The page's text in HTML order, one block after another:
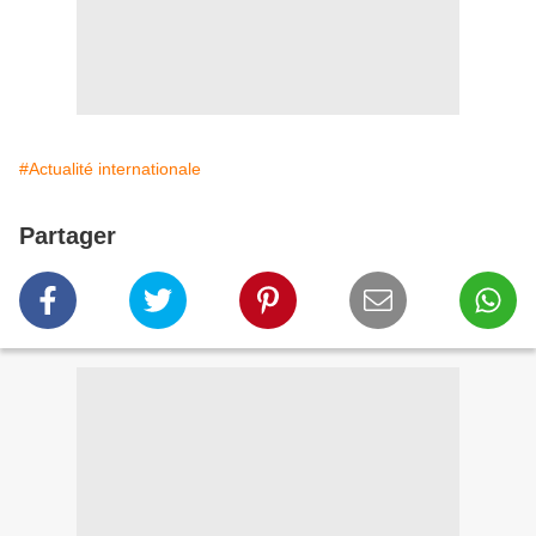
#Actualité internationale
Partager